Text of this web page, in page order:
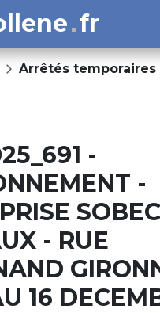
fr
Arrêtés temporaires
-
-
- RUE
16